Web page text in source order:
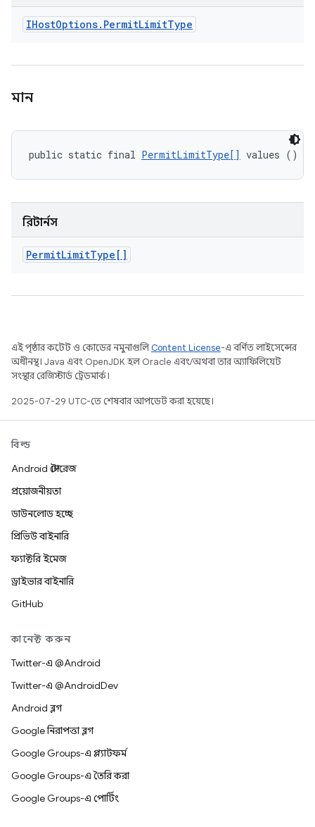
IHostOptions. PermitLimitType
মান
public static final PermitLimitType[] values ()
রিটার্নস
PermitLimitType[]
এই পৃষ্ঠার কন্টেন্ট ও কোডের নমুনাগুলিContent License-এ বর্ণিত লাইসেন্সের
অধীনস্থ। Java এবং OpenJDK হল Oracle এবং/অথবা তার অ্যাফিলিয়েট
সংস্থার রেজিস্টার্ড ট্রেডমার্ক।
2025-07-29 UTC-তে শেষবার আপডেট করা হয়েছে।
বিল্ড
Android স্টোরেজ
প্রয়োজনীয়তা
ডাউনলোড হচ্ছে
প্রিভিউ বাইনারি
ফ্যাক্টরি ইমেজ
ড্রাইভার বাইনারি
GitHub
কানেক্ট করুন
Twitter-এ @Android
Twitter-এ @AndroidDev
Android ব্লগ
Google নিরাপত্তা ব্লগ
Google Groups-এ প্ল্যাটফর্ম
Google Groups-এ তৈরি করা
Google Groups-এ পোর্টিং